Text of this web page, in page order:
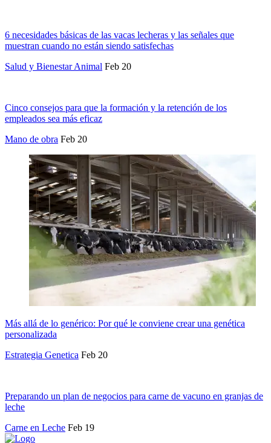
6 necesidades básicas de las vacas lecheras y las señales que
muestran cuando no están siendo satisfechas
Salud y Bienestar Animal Feb 20
Cinco consejos para que la formación y la retención de los
empleados sea más eficaz
Mano de obra Feb 20
Más allá de lo genérico: Por qué le conviene crear una genética
personalizada
Estrategia Genetica Feb 20
Preparando un plan de negocios para carne de vacuno en granjas de
leche
Carne en Leche Feb 19